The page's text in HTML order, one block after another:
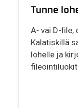
Tunne
A- vai D-file,
Kalatiskillä
lohelle ja